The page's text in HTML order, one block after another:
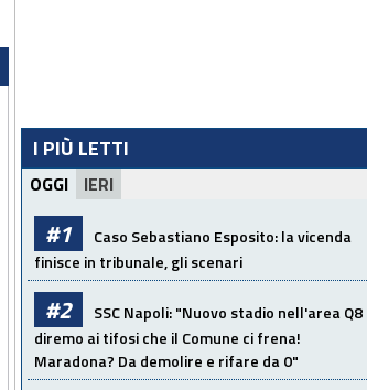
I PIÙ LETTI
OGGI IERI
#1
Caso Sebastiano Esposito: la vicenda
finisce in tribunale, gli scenari
#2
SSC Napoli: "Nuovo stadio nell'area Q8
diremo ai tifosi che il Comune ci frena!
Maradona? Da demolire e rifare da 0"